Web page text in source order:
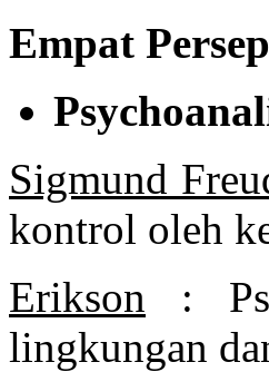
Empat
Sigmund
kontrol oleh
Erikson :
lingkungan